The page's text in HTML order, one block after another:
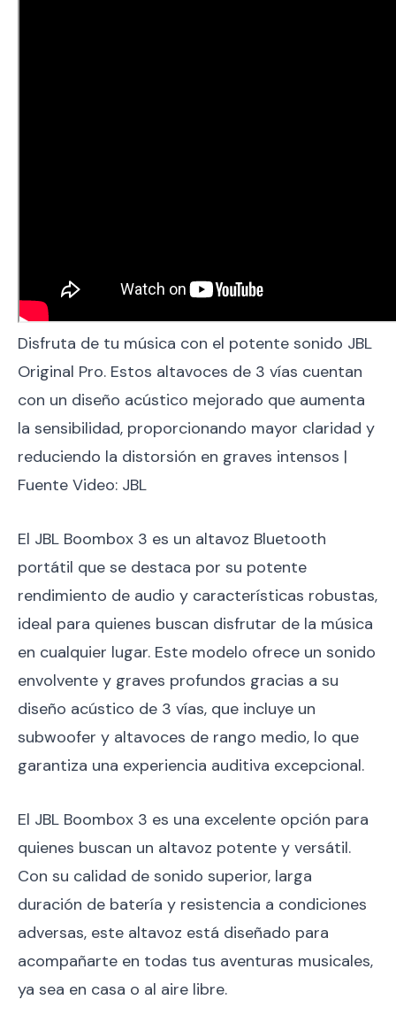
Disfruta de tu música con el potente sonido JBL
Original Pro. Estos altavoces de 3 vías cuentan
con un diseño acústico mejorado que aumenta
la sensibilidad, proporcionando mayor claridad y
reduciendo la distorsión en graves intensos |
Fuente Video: JBL
El JBL Boombox 3 es un altavoz Bluetooth
portátil que se destaca por su potente
rendimiento de audio y características robustas,
ideal para quienes buscan disfrutar de la música
en cualquier lugar. Este modelo ofrece un sonido
envolvente y graves profundos gracias a su
diseño acústico de 3 vías, que incluye un
subwoofer y altavoces de rango medio, lo que
garantiza una experiencia auditiva excepcional.
El JBL Boombox 3 es una excelente opción para
quienes buscan un altavoz potente y versátil.
Con su calidad de sonido superior, larga
duración de batería y resistencia a condiciones
adversas, este altavoz está diseñado para
acompañarte en todas tus aventuras musicales,
ya sea en casa o al aire libre.